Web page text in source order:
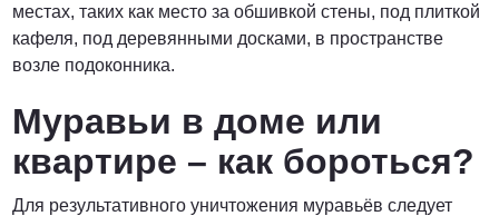
местах, таких как место за обшивкой стены, под плиткой
кафеля, под деревянными досками, в пространстве
возле подоконника.
Муравьи в доме или
квартире – как бороться?
Для результативного уничтожения муравьёв следует